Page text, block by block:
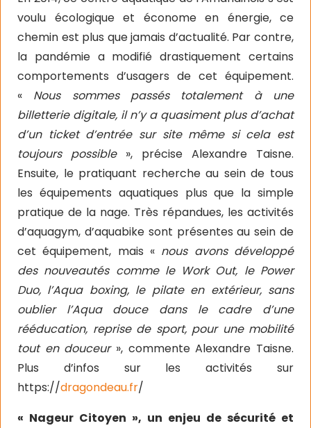
voulu écologique et économe en énergie, ce
chemin est plus que jamais d’actualité. Par contre,
la pandémie a modifié drastiquement certains
comportements d’usagers de cet équipement.
« Nous sommes passés totalement à une
billetterie digitale, il n’y a quasiment plus d’achat
d’un ticket d’entrée sur site même si cela est
toujours possible», précise Alexandre Taisne.
Ensuite, le pratiquant recherche au sein de tous
les équipements aquatiques plus que la simple
pratique de la nage. Très répandues, les activités
d’aquagym, d’aquabike sont présentes au sein de
cet équipement, mais « nous avons développé
des nouveautés comme le Work Out, le Power
Duo, l’Aqua boxing, le pilate en extérieur, sans
oublier l’Aqua douce dans le cadre d’une
rééducation, reprise de sport, pour une mobilité
tout en douceur», commente Alexandre Taisne.
Plus d’infos sur les activités sur
https://dragondeau.fr/
« Nageur Citoyen », un enjeu de sécurité et